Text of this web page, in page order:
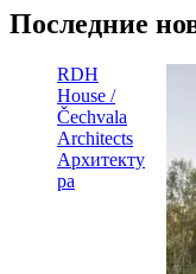
Последние
RDH
House /
Čechvala
Architects
Архитекту
ра